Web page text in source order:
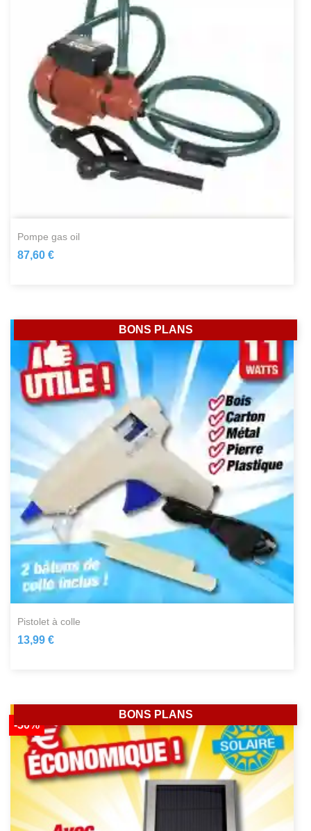
pompe gas oil
87,60 €
pistolet à colle
13,99 €
BONS PLANS
-50%
BONS PLANS